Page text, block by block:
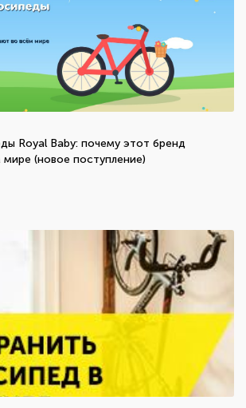
Royal Baby: почему этот бренд
(новое поступление)